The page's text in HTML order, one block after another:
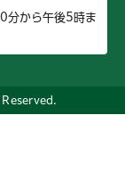
分から午後5時ま